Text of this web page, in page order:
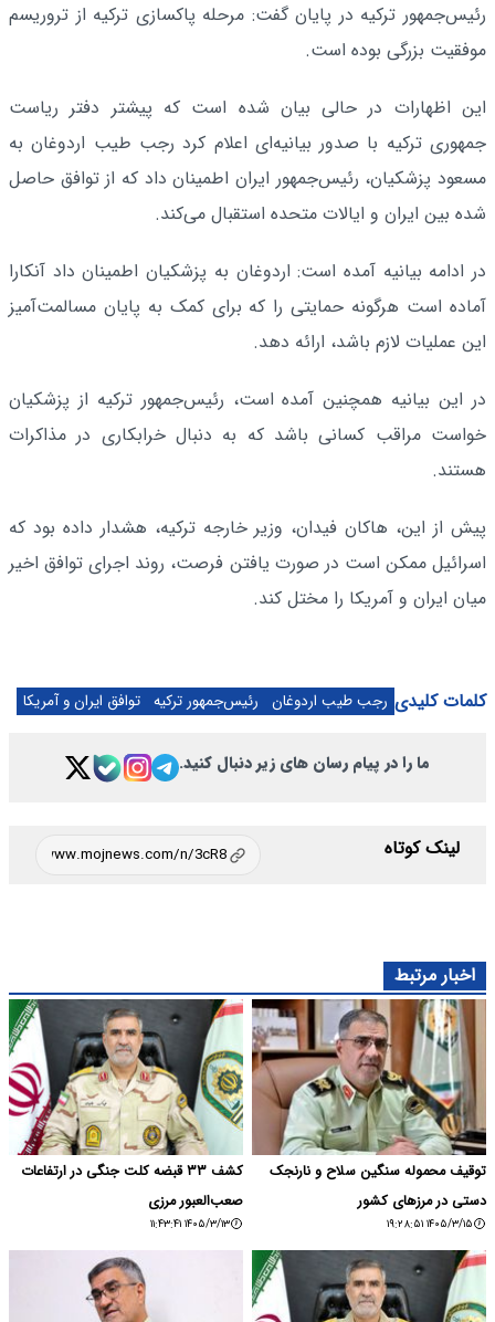
رئیس‌جمهور ترکیه در پایان گفت: مرحله پاکسازی ترکیه از تروریسم
موفقیت بزرگی بوده است.
این اظهارات در حالی بیان شده است که پیشتر دفتر ریاست
جمهوری ترکیه با صدور بیانیه‌ای اعلام کرد رجب طیب اردوغان به
مسعود پزشکیان، رئیس‌جمهور ایران اطمینان داد که از توافق حاصل
شده بین ایران و ایالات متحده استقبال می‌کند.
در ادامه بیانیه آمده است: اردوغان به پزشکیان اطمینان داد آنکارا
آماده است هرگونه حمایتی را که برای کمک به پایان مسالمت‌آمیز
این عملیات لازم باشد، ارائه دهد.
در این بیانیه همچنین آمده است، رئیس‌جمهور ترکیه از پزشکیان
خواست مراقب کسانی باشد که به دنبال خرابکاری در مذاکرات
هستند.
پیش از این، هاکان فیدان، وزیر خارجه ترکیه، هشدار داده بود که
اسرائیل ممکن است در صورت یافتن فرصت، روند اجرای توافق اخیر
میان ایران و آمریکا را مختل کند.
کلمات کلیدی رجب طیب اردوغان رئیس‌جمهور ترکیه توافق ایران و آمریکا
ما را در پیام رسان های زیر دنبال کنید.
لینک کوتاه
اخبار مرتبط
توقیف محموله سنگین سلاح و نارنجک
دستی در مرزهای کشور
۱۴۰۵/۳/۱۵ ۱۹:۲۸:۵۱
کشف ۳۳ قبضه کلت جنگی در ارتفاعات
صعب‌العبور مرزی
۱۴۰۵/۳/۱۳ ۱۱:۴۳:۴۱